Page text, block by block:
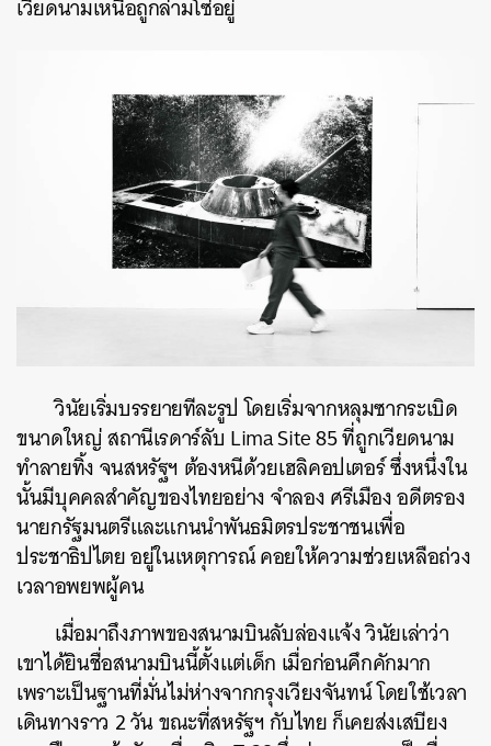
เวียดนามเหนือถูกล่ามโซ่อยู่
วินัยเริ่มบรรยายทีละรูป โดยเริ่มจากหลุมซากระเบิด
ขนาดใหญ่ สถานีเรดาร์ลับ Lima Site 85 ที่ถูกเวียดนาม
ทำลายทิ้ง จนสหรัฐฯ ต้องหนีด้วยเฮลิคอปเตอร์ ซึ่งหนึ่งใน
นั้นมีบุคคลสำคัญของไทยอย่าง จำลอง ศรีเมือง อดีตรอง
นายกรัฐมนตรีและแกนนำพันธมิตรประชาชนเพื่อ
ประชาธิปไตย อยู่ในเหตุการณ์ คอยให้ความช่วยเหลือถ่วง
เวลาอพยพผู้คน
เมื่อมาถึงภาพของสนามบินลับล่องแจ้ง วินัยเล่าว่า
เขาได้ยินชื่อสนามบินนี้ตั้งแต่เด็ก เมื่อก่อนคึกคักมาก
เพราะเป็นฐานที่มั่นไม่ห่างจากกรุงเวียงจันทน์ โดยใช้เวลา
เดินทางราว 2 วัน ขณะที่สหรัฐฯ กับไทย ก็เคยส่งเสบียง